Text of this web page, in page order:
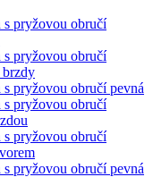
pryžovou obručí
pryžovou obručí
brzdy
pryžovou obručí pevná
pryžovou obručí
pryžovou obručí
pryžovou obručí pevná